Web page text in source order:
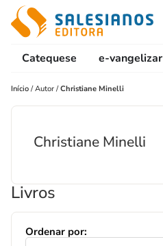
Catequese e-vangelizar
Início /Autor /Christiane Minelli
Christiane Minelli
Livros
Ordenar por: